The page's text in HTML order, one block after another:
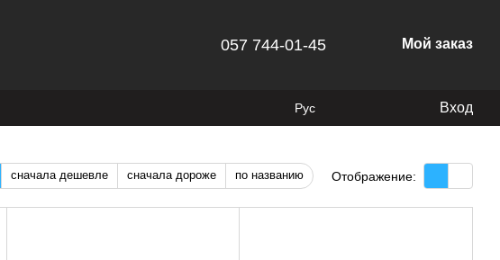
057 744-01-45 Мой заказ
Рус Вход
сначала дешевле сначала дороже по названию Отображение: